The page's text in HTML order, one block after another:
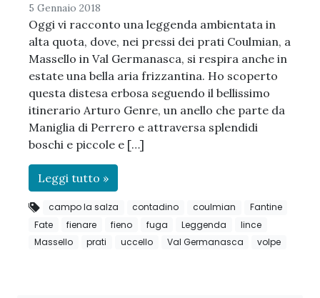
5 Gennaio 2018
Oggi vi racconto una leggenda ambientata in
alta quota, dove, nei pressi dei prati Coulmian, a
Massello in Val Germanasca, si respira anche in
estate una bella aria frizzantina. Ho scoperto
questa distesa erbosa seguendo il bellissimo
itinerario Arturo Genre, un anello che parte da
Maniglia di Perrero e attraversa splendidi
boschi e piccole e […]
Leggi tutto »
campo la salza contadino coulmian
Fantine
Fate
fienare fieno fuga Leggenda
lince
Massello
prati uccello Val Germanasca volpe